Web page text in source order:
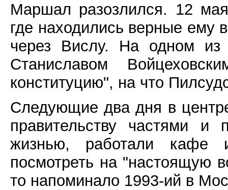
Маршал разозлился. 12
где находились верные ему
через Вислу. На одном из
Станиславом
конституцию", на что
Следующие два дня в
правительству частями и
жизнью, работали кафе
посмотреть на "настоящую
то напоминало 1993-ий в